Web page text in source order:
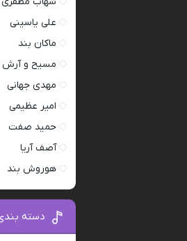
علی یاسینی
ماکان بند
مسیح و آرش AP
مهدی جهانی
امیر عظیمی
حمید صفت
آصف آریا
هوروش بند
دسته